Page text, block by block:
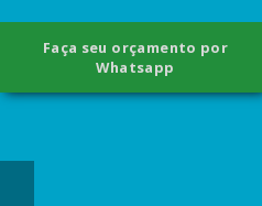
Faça seu orçamento por
Whatsapp